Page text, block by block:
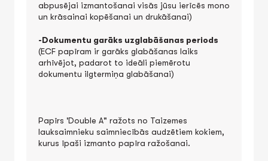
abpusējai izmantošanai visās jūsu ierīcēs mono
un krāsainai kopēšanai un drukāšanai)
-Dokumentu garāks uzglabāšanas periods
(ECF papīram ir garāks glabāšanas laiks
arhīvējot, padarot to ideāli piemērotu
dokumentu ilgtermiņa glabāšanai)
Papīrs 'Double A" ražots no Taizemes
lauksaimnieku saimniecībās audzētiem kokiem,
kurus īpaši izmanto papīra ražošanai.